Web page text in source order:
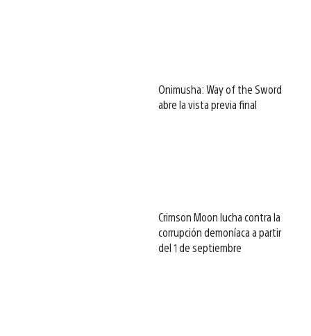
Onimusha: Way of the Sword
abre la vista previa final
Crimson Moon lucha contra la
corrupción demoníaca a partir
del 1 de septiembre